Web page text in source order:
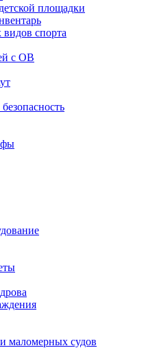
площадки
спорта
с ОВ
маломерных судов